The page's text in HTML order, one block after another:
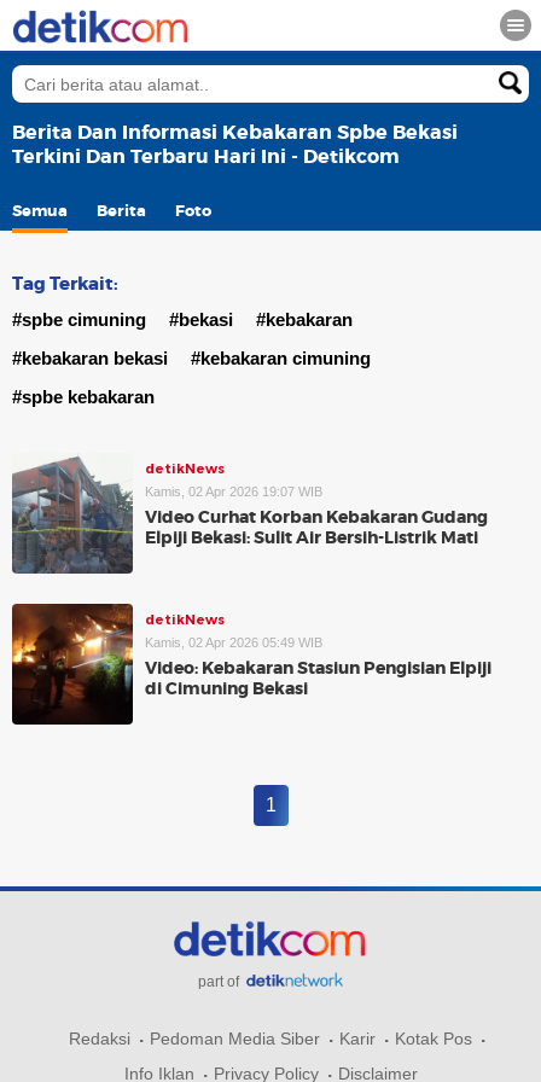
Berita Dan Informasi Kebakaran Spbe Bekasi
Terkini Dan Terbaru Hari Ini - Detikcom
Semua Berita Foto
Tag Terkait:
#spbe cimuning #bekasi
#kebakaran
#kebakaran bekasi
#kebakaran cimuning
#spbe kebakaran
detikNews
Kamis, 02 Apr 2026 19:07 WIB
Video Curhat Korban Kebakaran Gudang
Elpiji Bekasi: Sulit Air Bersih-Listrik Mati
detikNews
Kamis, 02 Apr 2026 05:49 WIB
Video: Kebakaran Stasiun Pengisian Elpiji
di Cimuning Bekasi
1
part of
Redaksi Pedoman Media Siber Karir
Kotak Pos
Info Iklan
Privacy Policy Disclaimer